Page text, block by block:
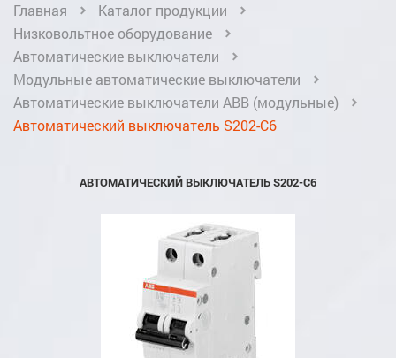
Главная
Каталог продукции
Низковольтное оборудование
Автоматические выключатели
Модульные автоматические выключатели
Автоматические выключатели ABB (модульные)
Автоматический выключатель S202-C6
АВТОМАТИЧЕСКИЙ ВЫКЛЮЧАТЕЛЬ S202-C6